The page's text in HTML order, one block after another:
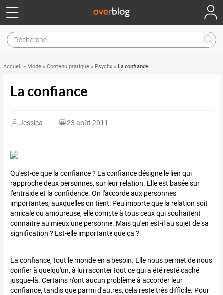
Accueil » Mode » Contenu pratique » Psycho » La confiance
La confiance
Jessica 23 août 2011
Qu'est-ce que la confiance ? La confiance désigne le lien qui
rapproche deux personnes, sur leur relation. Elle est basée sur
l'entraide et la confidence. On l'accorde aux personnes
importantes, auxquelles on tient. Peu importe que la relation soit
amicale ou amoureuse, elle compte à tous ceux qui souhaitent
connaitre au mieux une personne. Mais qu'en est-il au sujet de sa
signification ? Est-elle importante que ça ?
La confiance, tout le monde en a besoin. Elle nous permet de nous
confier à quelqu'un, à lui raconter tout ce qui a été resté caché
jusque-là. Certains n'ont aucun problème à accorder leur
confiance, tandis que parmi d'autres, cela reste très difficile. Pour